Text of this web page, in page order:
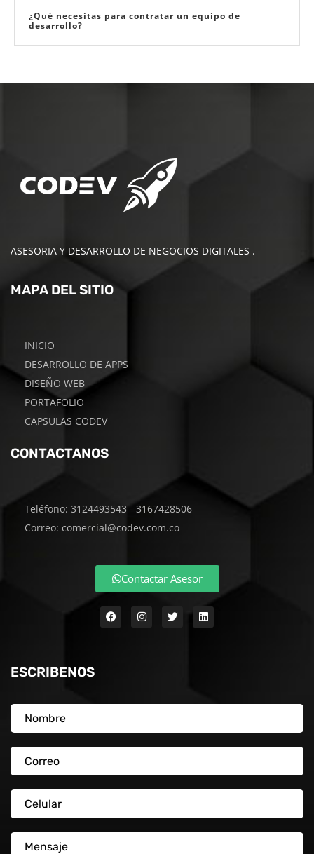
¿Qué necesitas para contratar un equipo de
desarrollo?
ASESORIA Y DESARROLLO DE NEGOCIOS DIGITALES .
MAPA DEL SITIO
INICIO
DESARROLLO DE APPS
DISEÑO WEB
PORTAFOLIO
CAPSULAS CODEV
CONTACTANOS
Teléfono: 3124493543 - 3167428506
Correo: comercial@codev.com.co
Contactar Asesor
ESCRIBENOS